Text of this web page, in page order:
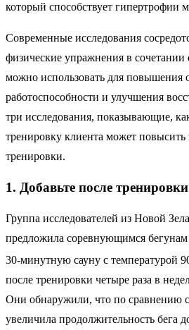
который способствует гипертрофии
Современные исследования
физические упражнения в сочетании
можно использовать для повышения
работоспособности и улучшения
три исследования, показывающие,
тренировку клиента может повысить
тренировки.
1. Добавьте после
Группа исследователей из Новой
предложила соревнующимся
30-минутную сауну с температурой
после тренировки четыре раза в
Они обнаружили, что по сравнению с
увеличила продолжительность бега